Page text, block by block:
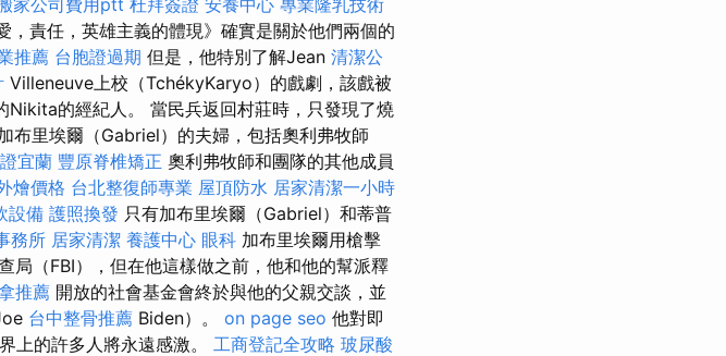
，責任，英雄主義的體現》確實是關於他們兩個的
推薦 台胞證過期 但是，他特別了解Jean 清潔公
Villeneuve上校（TchékyKaryo）的戲劇，該戲被
Nikita的經紀人。 當民兵返回村莊時，只發現了燒
布里埃爾（Gabriel）的夫婦，包括奧利弗牧師
宜蘭 豐原脊椎矯正 奧利弗牧師和團隊的其他成員
燴價格 台北整復師專業 屋頂防水 居家清潔一小時
設備 護照換發 只有加布里埃爾（Gabriel）和蒂普
務所 居家清潔 養護中心 眼科 加布里埃爾用槍擊
局（FBI），但在他這樣做之前，他和他的幫派釋
推薦 開放的社會基金會終於與他的父親交談，並
台中整骨推薦 Biden）。 on page seo 他對即
上的許多人將永遠感激。 工商登記全攻略 玻尿酸